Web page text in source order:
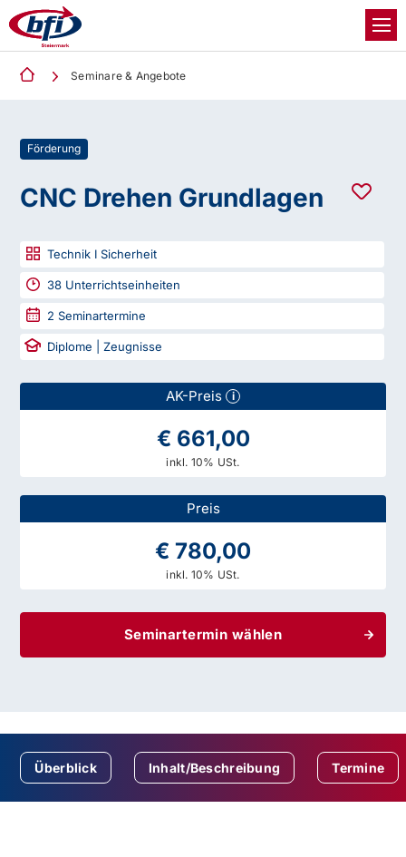
Seminare & Angebote
Förderung
CNC Drehen Grundlagen
Technik I Sicherheit
38 Unterrichtseinheiten
2 Seminartermine
Diplome | Zeugnisse
AK-Preis i
€ 661,00
inkl. 10% USt.
Preis
€ 780,00
inkl. 10% USt.
Seminartermin wählen
Überblick Inhalt/Beschreibung Termine